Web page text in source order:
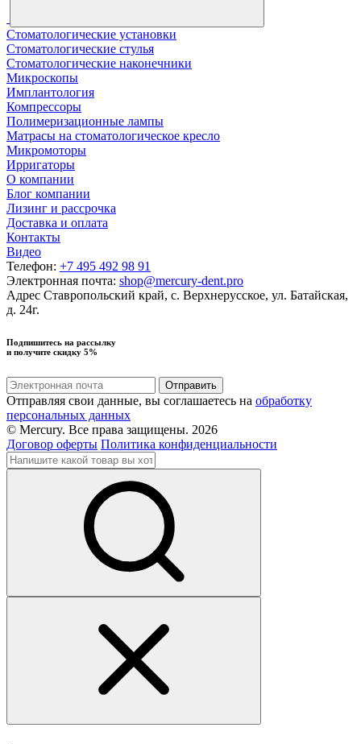
Стоматологические установки
Стоматологические стулья
Стоматологические наконечники
Микроскопы
Имплантология
Компрессоры
Полимеризационные лампы
Матрасы на стоматологическое кресло
Микромоторы
Ирригаторы
О компании
Блог компании
Лизинг и рассрочка
Доставка и оплата
Контакты
Видео
Телефон: +7 495 492 98 91
Электронная почта: shop@mercury-dent.pro
Адрес Ставропольский край, с. Верхнерусское, ул. Батайская,
д. 24г.
Подпишитесь на рассылку
и получите скидку 5%
Отправляя свои данные, вы соглашаетесь на обработку
персональных данных
© Mercury. Все права защищены. 2026
Договор оферты Политика конфиденциальности